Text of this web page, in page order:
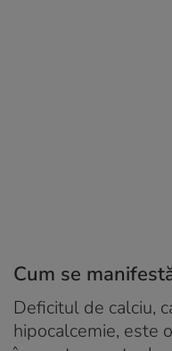
Cum se
Deficitul de calciu,
hipocalcemie, este